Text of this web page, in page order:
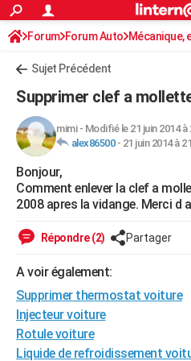
ACTUALITÉS
Politique
Société
Faits Divers
Education
Monde
Villes
+
FINANCE
Retraite
Impôts
Epargne
Immobilier
Risques naturels par ville
Banque
Assurance
Crédit
AUTO
Essais
Réserver un essai
Citadines
Berlines
SUV
Forum auto
+HIGH-TECH
Mobiles
Meilleur smartphone
Internet
Ordinateurs
Jeux vidéo
Guide high-tech
+
Forum
Aménagement intérieur
Extérieur
Cuisine
Salle de bains
Jardinage
Rangement
WEEK-END
Guides de France
Escapades
Patrimoine
Expositions
Musées
Week-end nature
+LIFESTYLE
Art de vivre
Bien-être
Loisirs
Mode
Modes de vie
SANTE
Alimentation
Guide de la santé
Maladies
Médicaments
Sommeil
VOYAGE
Forum Forum Auto Mécanique,
Sujet Précédent
Supprimer clef a
mimi- Modifié le 21 juin 2014 à
alex86500- 21 juin 2014 à
Bonjour,
Comment enlever la clef a
2008 apres la vidange. Merci d
Répondre (2) Partager
A voir également:
Supprimer thermostat voiture
Injecteur voiture
Rotule voiture
Liquide de refroidissement